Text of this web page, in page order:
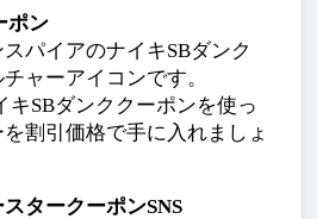
ポン
パイアのナイキSBダンク
ャーアイコンです。
キSBダンククーポンを使っ
割引価格で手に入れましょ
タークーポンSNS